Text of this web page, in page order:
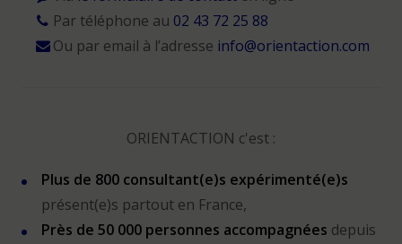
Par téléphone au 02 43 72 25 88
Ou par email à l’adresse info@orientaction.com
ORIENTACTION c'est :
Plus de 800 consultant(e)s expérimenté(e)s
présent(e)s partout en France,
Près de 50 000 personnes accompagnées depuis